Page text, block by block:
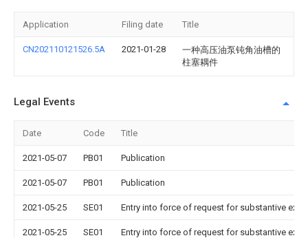
Application Filing date Title
CN202110121526.5A 2021-01-28
一种高压油泵钝角油槽的
柱塞耦件
Legal Events
Date Code Title
2021-05-07 PB01 Publication
2021-05-07 PB01 Publication
2021-05-25 SE01 Entry into force of request for substantive
2021-05-25 SE01 Entry into force of request for substantive